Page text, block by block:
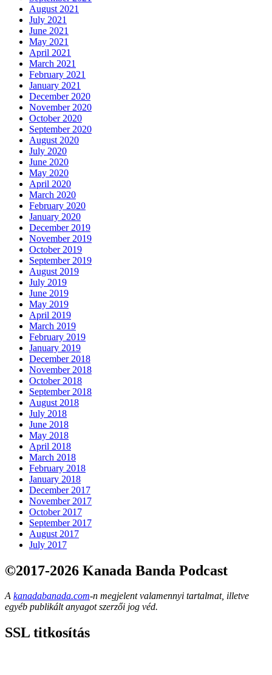
August 2021
July 2021
June 2021
May 2021
April 2021
March 2021
February 2021
January 2021
December 2020
November 2020
October 2020
September 2020
August 2020
July 2020
June 2020
May 2020
April 2020
March 2020
February 2020
January 2020
December 2019
November 2019
October 2019
September 2019
August 2019
July 2019
June 2019
May 2019
April 2019
March 2019
February 2019
January 2019
December 2018
November 2018
October 2018
September 2018
August 2018
July 2018
June 2018
May 2018
April 2018
March 2018
February 2018
January 2018
December 2017
November 2017
October 2017
September 2017
August 2017
July 2017
©2017-2026 Kanada Banda Podcast
A kanadabanada.com-n megjelent valamennyi tartalmat, illetve
egyéb publikált anyagot szerzői jog véd.
SSL titkosítás